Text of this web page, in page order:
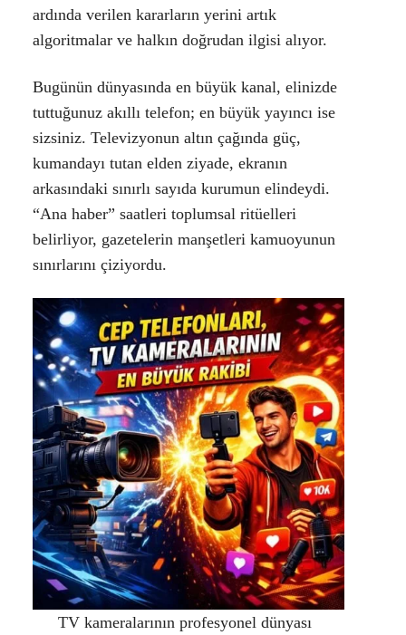
ardında verilen kararların yerini artık
algoritmalar ve halkın doğrudan ilgisi alıyor.
Bugünün dünyasında en büyük kanal, elinizde
tuttuğunuz akıllı telefon; en büyük yayıncı ise
sizsiniz. Televizyonun altın çağında güç,
kumandayı tutan elden ziyade, ekranın
arkasındaki sınırlı sayıda kurumun elindeydi.
“Ana haber” saatleri toplumsal ritüelleri
belirliyor, gazetelerin manşetleri kamuoyunun
sınırlarını çiziyordu.
TV kameralarının profesyonel dünyası